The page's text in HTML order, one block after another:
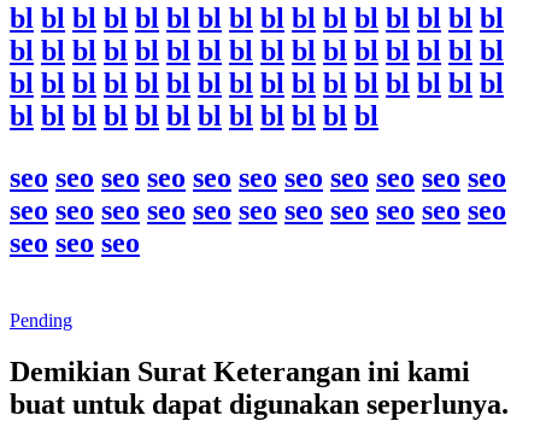
bl bl bl bl bl bl bl bl bl bl bl bl bl bl bl bl
bl bl bl bl bl bl bl bl bl bl bl bl bl bl bl bl
bl bl bl bl bl bl bl bl bl bl bl bl bl bl bl bl
bl bl bl bl bl bl bl bl bl bl bl bl
seo seo seo seo seo seo seo seo seo seo seo
seo seo seo seo seo seo seo seo seo seo seo
seo seo seo
Pending
Demikian Surat Keterangan ini kami
buat untuk dapat digunakan seperlunya.